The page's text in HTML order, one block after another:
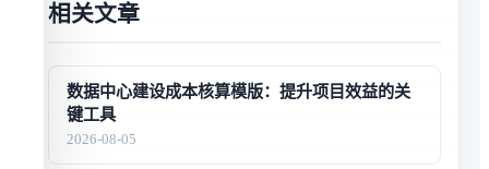
相关文章
数据中心建设成本核算模版：提升项目效益的关
键工具
2026-08-05